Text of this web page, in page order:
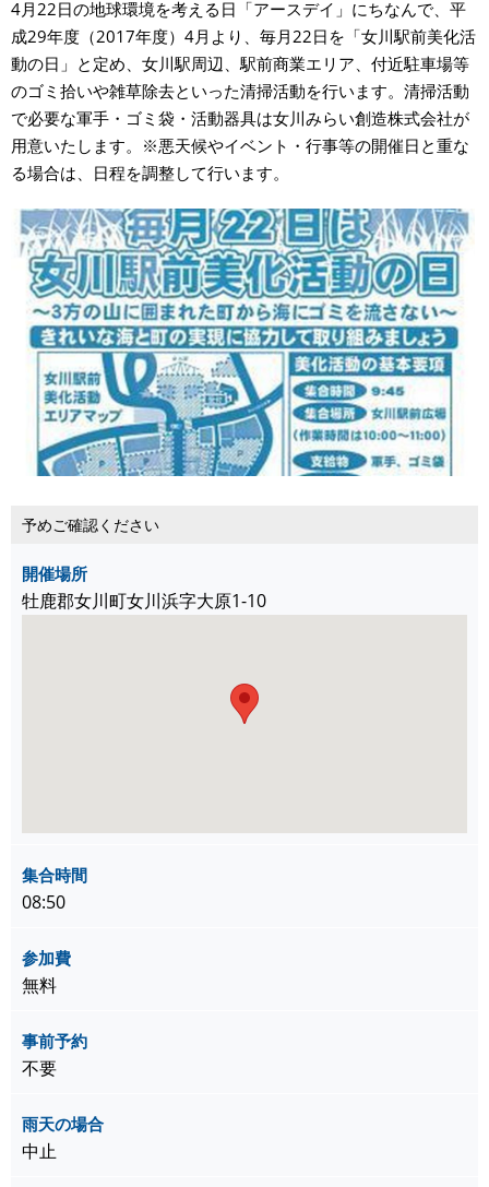
4月22日の地球環境を考える日「アースデイ」にちなんで、平
成29年度（2017年度）4月より、毎月22日を「女川駅前美化活
動の日」と定め、女川駅周辺、駅前商業エリア、付近駐車場等
のゴミ拾いや雑草除去といった清掃活動を行います。清掃活動
で必要な軍手・ゴミ袋・活動器具は女川みらい創造株式会社が
用意いたします。※悪天候やイベント・行事等の開催日と重な
る場合は、日程を調整して行います。
予めご確認ください
開催場所
牡鹿郡女川町女川浜字大原1-10
集合時間
08:50
参加費
無料
事前予約
不要
雨天の場合
中止